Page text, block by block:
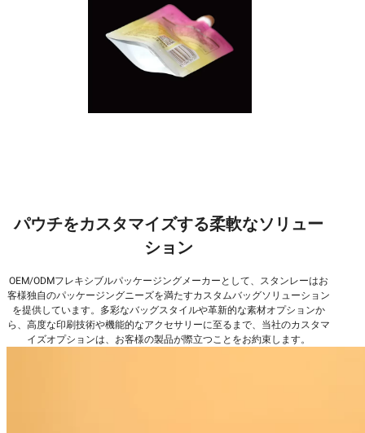
パウチをカスタマイズする柔軟なソリュー
ション
OEM/ODMフレキシブルパッケージングメーカーとして、スタンレーはお
客様独自のパッケージングニーズを満たすカスタムバッグソリューション
を提供しています。多彩なバッグスタイルや革新的な素材オプションか
ら、高度な印刷技術や機能的なアクセサリーに至るまで、当社のカスタマ
イズオプションは、お客様の製品が際立つことをお約束します。